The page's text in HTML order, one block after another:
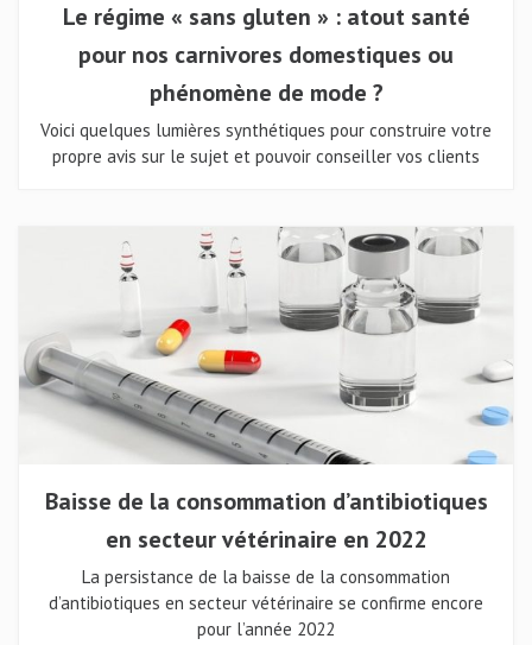
Le régime « sans gluten » : atout santé
pour nos carnivores domestiques ou
phénomène de mode ?
Voici quelques lumières synthétiques pour construire votre
propre avis sur le sujet et pouvoir conseiller vos clients
Baisse de la consommation d’antibiotiques
en secteur vétérinaire en 2022
La persistance de la baisse de la consommation
d’antibiotiques en secteur vétérinaire se confirme encore
pour l’année 2022